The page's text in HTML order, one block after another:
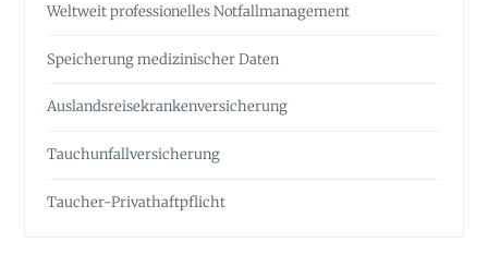
Weltweit professionelles Notfall­management
Speicherung medizinischer Daten
Auslandsreise­krankenversicherung
Tauchunfall­versicherung
Taucher-Privathaftpflicht